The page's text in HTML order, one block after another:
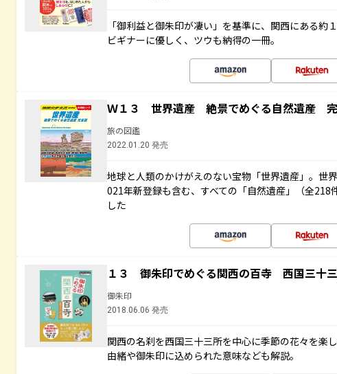
「御利益と御朱印が凄い」を基準に、関西にある約
ビギナーに優しく、ツウも納得の一冊。
Ｗ１３ 世界遺産 絶景でめぐる自然遺産
旅の図鑑
2022.01.20 発売
地球と人類のかけがえのない宝物「世界遺産」。世
021年新登録も含む、すべての「自然遺産」（全
した
１３ 御朱印でめぐる関西の百寺 西国三十
御朱印
2018.06.06 発売
関西の名刹を西国三十三所を中心に季節の花々を楽
由緒や御朱印に込められた意味なども解説。